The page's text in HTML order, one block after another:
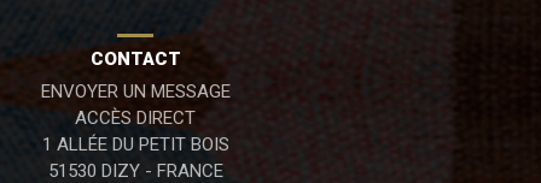
CONTACT
ENVOYER UN MESSAGE
ACCÈS DIRECT
1 ALLÉE DU PETIT BOIS
51530 DIZY - FRANCE